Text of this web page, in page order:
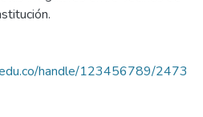
handle/123456789/2473